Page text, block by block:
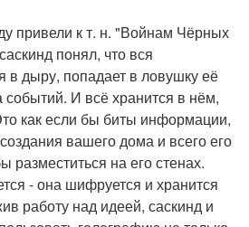
привели к т. н. "Войнам Чёрных
понял, что вся
дыру, попадает в ловушку её
событий. И всё хранится в нём,
как если бы биты информации,
вашего дома и всего его
разместиться на его стенах.
- она шифруется и хранится
работу над идеей, саскинд и